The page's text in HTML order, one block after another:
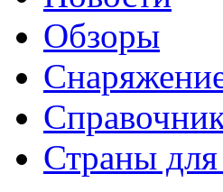
Обзоры
Страны для